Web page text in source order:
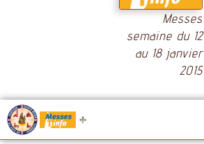
Messes
semaine du 12
au 18 janvier
2015
Messes